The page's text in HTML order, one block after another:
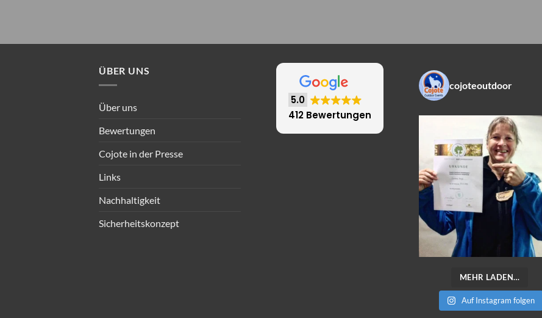
ÜBER UNS
Über uns
Bewertungen
Cojote in der Presse
Links
Nachhaltigkeit
Sicherheitskonzept
5.0
412 Bewertungen
cojoteoutdoor
MEHR LADEN…
Auf Instagram folgen